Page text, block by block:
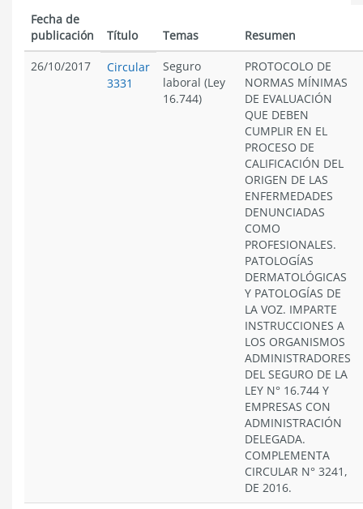
Fecha de
publicación
Título Temas
Resumen
26/10/2017
Circular
3331
Seguro
laboral (Ley
16.744)
PROTOCOLO DE
NORMAS MÍNIMAS
DE EVALUACIÓN
QUE DEBEN
CUMPLIR EN EL
PROCESO DE
CALIFICACIÓN DEL
ORIGEN DE LAS
ENFERMEDADES
DENUNCIADAS
COMO
PROFESIONALES.
PATOLOGÍAS
DERMATOLÓGICAS
Y PATOLOGÍAS DE
LA VOZ. IMPARTE
INSTRUCCIONES A
LOS ORGANISMOS
ADMINISTRADORES
DEL SEGURO DE LA
LEY N° 16.744 Y
EMPRESAS CON
ADMINISTRACIÓN
DELEGADA.
COMPLEMENTA
CIRCULAR N° 3241,
DE 2016.